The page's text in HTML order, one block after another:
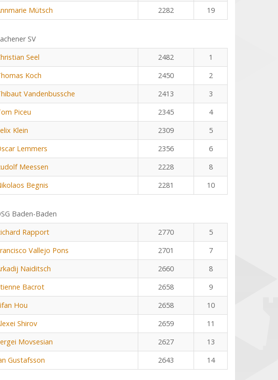
Mütsch 2282 19
SV
Seel 2482
1
Koch 2450
2
Vandenbussche 2413
3
Piceu 2345
4
Klein 2309
5
Lemmers 2356
6
Meessen 2228
8
Begnis 2281 10
Baden-Baden
Rapport 2770
5
Vallejo Pons 2701
7
Naiditsch 2660
8
Bacrot 2658
9
Hou 2658
10
Shirov 2659
11
Movsesian 2627
13
Gustafsson 2643 14